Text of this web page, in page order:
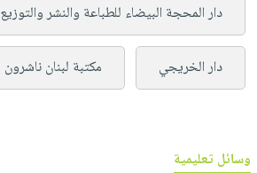
دار المحجة البيضاء للطباعة والنشر والتوزيع
دار الخريجي مكتبة لبنان ناشرون
وسائل تعليمية